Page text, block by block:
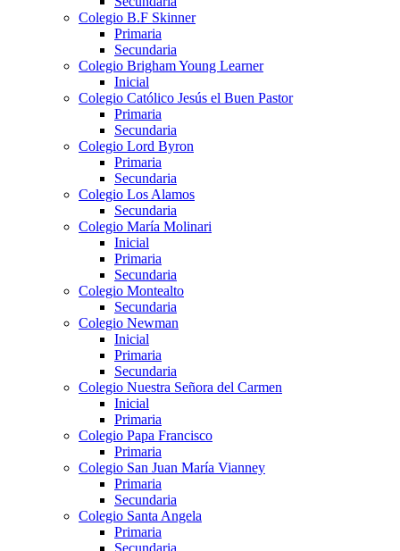
Colegio B.F Skinner
Primaria
Secundaria
Colegio Brigham Young Learner
Inicial
Colegio Católico Jesús el Buen Pastor
Primaria
Secundaria
Colegio Lord Byron
Primaria
Secundaria
Colegio Los Alamos
Secundaria
Colegio María Molinari
Inicial
Primaria
Secundaria
Colegio Montealto
Secundaria
Colegio Newman
Inicial
Primaria
Secundaria
Colegio Nuestra Señora del Carmen
Inicial
Primaria
Colegio Papa Francisco
Primaria
Colegio San Juan María Vianney
Primaria
Secundaria
Colegio Santa Angela
Primaria
Secundaria